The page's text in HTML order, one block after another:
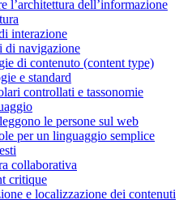
l’architettura dell’informazione
interazione
di navigazione
di contenuto (content type)
e standard
controllati e tassonomie
le persone sul web
per un linguaggio semplice
collaborativa
critique
e localizzazione dei contenuti